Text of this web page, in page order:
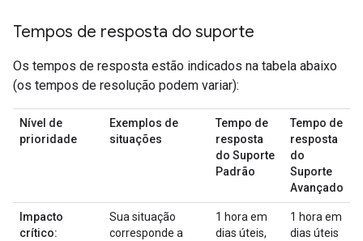
Tempos de resposta do suporte
Os tempos de resposta estão indicados na tabela abaixo
(os tempos de resolução podem variar):
Nível de
prioridade
Exemplos de
situações
Tempo de
resposta
do Suporte
Padrão
Tempo de
resposta
do
Suporte
Avançado
Impacto
crítico:
Sua situação
corresponde a
1 hora em
dias úteis,
1 hora em
dias úteis